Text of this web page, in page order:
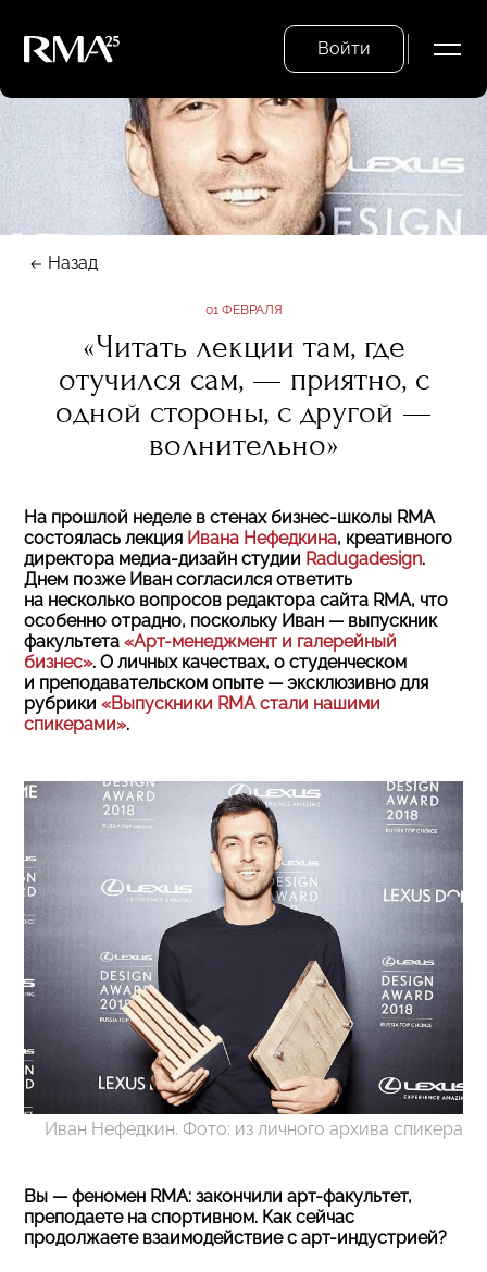
Войти
Назад
01 ФЕВРАЛЯ
«Читать лекции там, где
отучился сам, — приятно, с
одной стороны, с другой —
волнительно»
На прошлой неделе в стенах бизнес-школы RMA
состоялась лекция Ивана Нефедкина, креативного
директора медиа-дизайн студии Radugadesign.
Днем позже Иван согласился ответить
на несколько вопросов редактора сайта RMA, что
особенно отрадно, поскольку Иван — выпускник
факультета «Арт-менеджмент и галерейный
бизнес». О личных качествах, о студенческом
и преподавательском опыте — эксклюзивно для
рубрики «Выпускники RMA стали нашими
спикерами».
Иван Нефедкин. Фото: из личного архива спикера
Вы — феномен RMA: закончили арт-факультет,
преподаете на спортивном. Как сейчас
продолжаете взаимодействие с арт-индустрией?